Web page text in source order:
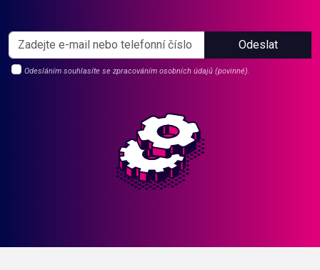
Odeslat
Odesláním souhlasíte se zpracováním osobních údajů (povinné).